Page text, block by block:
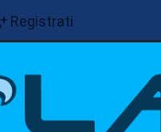
Registrati